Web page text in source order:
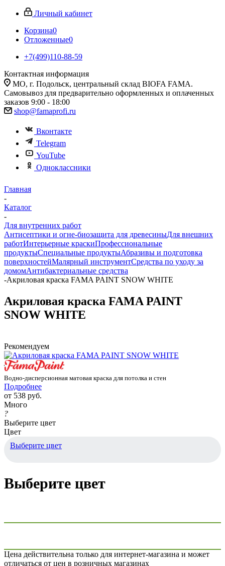
Личный кабинет
Корзина0
Отложенные0
+7(499)110-88-59
Контактная информация
МО, г. Подольск, центральный склад BIOFA FAMA.
Самовывоз для предварительно оформленных и оплаченных
заказов 9:00 - 18:00
shop@famaprofi.ru
Вконтакте
Telegram
YouTube
Одноклассники
Главная
-
Каталог
-
Для внутренних работ
Антисептики и огне-биозащита для древесиныДля внешних
работИнтерьерные краскиПрофессиональные
продуктыСпециальные продуктыАбразивы и подготовка
поверхностейМалярный инструментСредства по уходу за
домомАнтибактериальные средства
-Акриловая краска FAMA PAINT SNOW WHITE
Акриловая краска FAMA PAINT
SNOW WHITE
Рекомендуем
Водно-дисперсионная матовая краска для потолка и стен
Подробнее
от 538 руб.
Много
?
Выберите цвет
Цвет
Выберите цвет
Выберите цвет
Цена действительна только для интернет-магазина и может
отличаться от цен в розничных магазинах